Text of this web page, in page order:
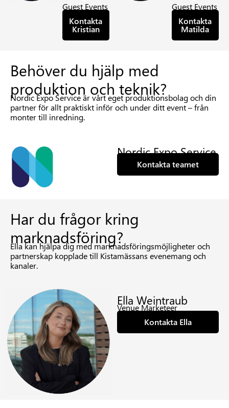
Guest Events
Kontakta
Kristian
Guest Events
Kontakta
Matilda
Behöver du hjälp med
produktion och teknik?
Nordic Expo Service är vårt eget produktionsbolag och din
partner för allt praktiskt inför och under ditt event – från
monter till inredning.
Nordic Expo Service
Kontakta teamet
Har du frågor kring
marknadsföring?
Ella kan hjälpa dig med marknadsföringsmöjligheter och
partnerskap kopplade till Kistamässans evenemang och
kanaler.
Ella Weintraub
Venue Marketeer
Kontakta Ella